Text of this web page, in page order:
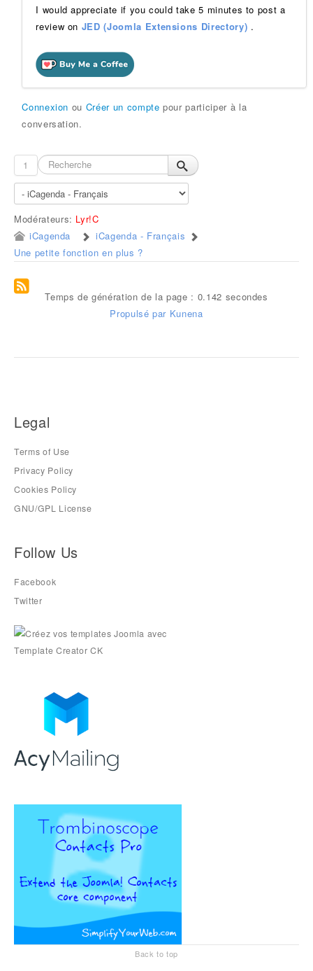
I would appreciate if you could take 5 minutes to post a
review on JED (Joomla Extensions Directory) .
Connexion ou Créer un compte pour participer à la
conversation.
1
Modérateurs: Lyr!C
iCagenda
iCagenda - Français
Une petite fonction en plus ?
Temps de génération de la page : 0.142 secondes
Propulsé par Kunena
Legal
Terms of Use
Privacy Policy
Cookies Policy
GNU/GPL License
Follow Us
Facebook
Twitter
Back to top